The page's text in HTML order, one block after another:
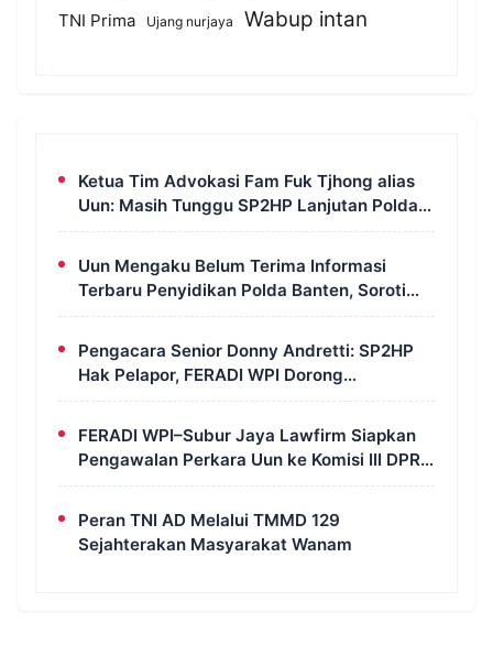
TNI Prima
Ujang nurjaya Wabup intan
Ketua Tim Advokasi Fam Fuk Tjhong alias
Uun: Masih Tunggu SP2HP Lanjutan Polda
Banten
Uun Mengaku Belum Terima Informasi
Terbaru Penyidikan Polda Banten, Soroti
Transparansi Perkara
Pengacara Senior Donny Andretti: SP2HP
Hak Pelapor, FERADI WPI Dorong
Transparansi Perkara Uun
FERADI WPI–Subur Jaya Lawfirm Siapkan
Pengawalan Perkara Uun ke Komisi III DPR
RI, LPSK, Kompolnas dan Propam
Peran TNI AD Melalui TMMD 129
Sejahterakan Masyarakat Wanam